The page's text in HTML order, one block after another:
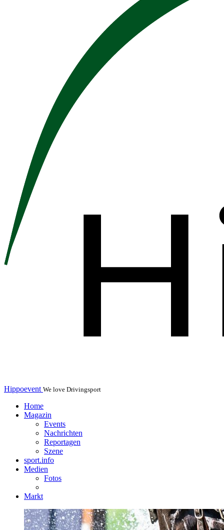
Hippoevent We love Drivingsport
Home
Magazin
Events
Nachrichten
Reportagen
Szene
sport.info
Medien
Fotos
Markt